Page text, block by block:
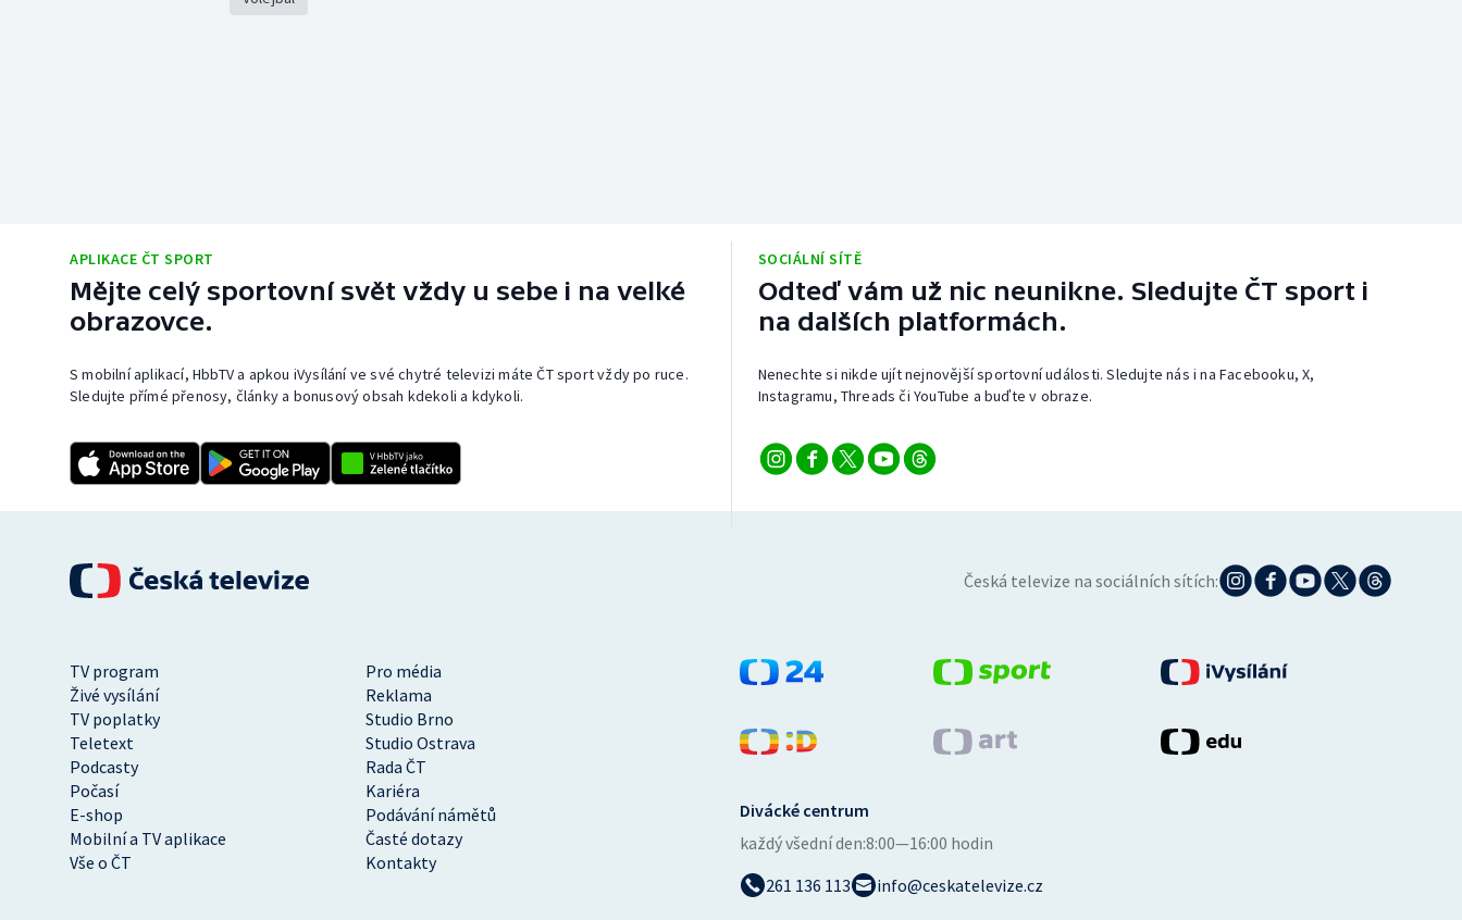
APLIKACE ČT SPORT
Mějte celý sportovní svět vždy u sebe i na velké
obrazovce.
S mobilní aplikací, HbbTV a apkou iVysílání ve své chytré televizi máte ČT sport vždy po ruce.
Sledujte přímé přenosy, články a bonusový obsah kdekoli a kdykoli.
SOCIÁLNÍ SÍTĚ
Odteď vám už nic neunikne. Sledujte ČT sport i
na dalších platformách.
Nenechte si nikde ujít nejnovější sportovní události. Sledujte nás i na Facebooku, X,
Instagramu, Threads či YouTube a buďte v obraze.
Česká televize na sociálních sítích:
TV program
Pro média
Živé vysílání
Reklama
TV poplatky
Studio Brno
Teletext
Studio Ostrava
Podcasty
Rada ČT
Počasí
Kariéra
E-shop
Podávání námětů
Mobilní a TV aplikace
Časté dotazy
Vše o ČT
Kontakty
Divácké centrum
každý všední den:8:00—16:00 hodin
261 136 113
info@ceskatelevize.cz